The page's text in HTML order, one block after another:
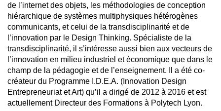
de l’internet des objets, les méthodologies de conception
hiérarchique de systèmes multiphysiques hétérogènes
communicants, et celui de la transdisciplinarité et de
l’innovation par le Design Thinking. Spécialiste de la
transdisciplinarité, il s’intéresse aussi bien aux vecteurs de
l’innovation en milieu industriel et économique que dans le
champ de la pédagogie et de l’enseignement. Il a été co-
créateur du Programme I.D.E.A. (Innovation Design
Entrepreneuriat et Art) qu’il a dirigé de 2012 à 2016 et est
actuellement Directeur des Formations à Polytech Lyon.